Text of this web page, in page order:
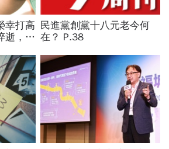
幸打高
逝，來
民進黨創黨十八元老今何
在？ P.38